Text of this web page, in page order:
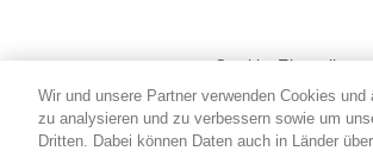
Cookie-
© 2026 Migros-
Wir und unsere Partner verwenden Cookies
zu analysieren und zu verbessern sowie um
Dritten. Dabei können Daten auch in Länder